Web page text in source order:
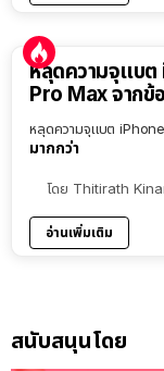
หลุดความจุแบต
Pro Max จากข้
หลุดความจุแบต
มากกว่า
โดย Thitirath
อ่านเพิ่มเติม
สนับสนุนโดย